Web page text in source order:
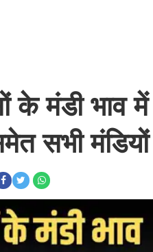
मंडी भाव
सभी